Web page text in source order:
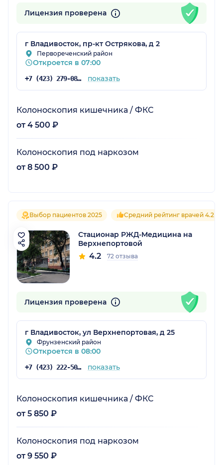
Лицензия проверена
г Владивосток, пр-кт Острякова, д 2
Первореченский район
Откроется в 07:00
+7 (423) 279-08-92 показать
Колоноскопия кишечника / ФКС
от 4 500 ₽
Колоноскопия под наркозом
от 8 500 ₽
Выбор пациентов 2025 Средний рейтинг врачей 4.2
Стационар РЖД-Медицина на
Верхнепортовой
4.2 72 отзыва
Лицензия проверена
г Владивосток, ул Верхнепортовая, д 25
Фрунзенский район
Откроется в 08:00
+7 (423) 222-50-70 показать
Колоноскопия кишечника / ФКС
от 5 850 ₽
Колоноскопия под наркозом
от 9 550 ₽